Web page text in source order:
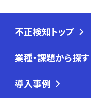
不正検知トップ
業種・課題から探す
導入事例